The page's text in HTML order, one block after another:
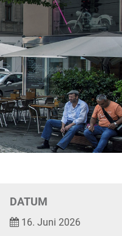
DATUM
16. Juni 2026